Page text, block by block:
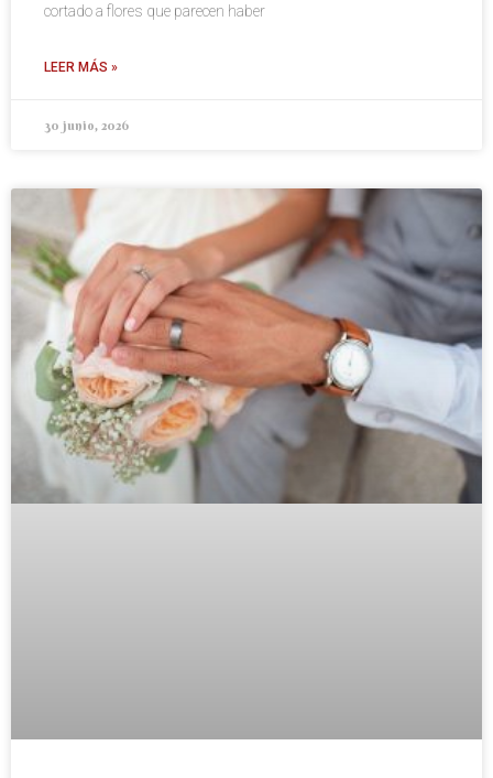
cortado a flores que parecen haber
LEER MÁS »
30 junio, 2026